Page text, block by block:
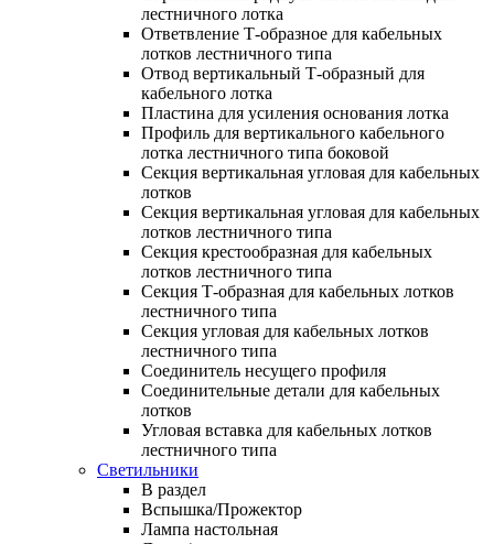
лестничного лотка
Ответвление Т-образное для кабельных
лотков лестничного типа
Отвод вертикальный Т-образный для
кабельного лотка
Пластина для усиления основания лотка
Профиль для вертикального кабельного
лотка лестничного типа боковой
Секция вертикальная угловая для кабельных
лотков
Секция вертикальная угловая для кабельных
лотков лестничного типа
Секция крестообразная для кабельных
лотков лестничного типа
Секция Т-образная для кабельных лотков
лестничного типа
Секция угловая для кабельных лотков
лестничного типа
Соединитель несущего профиля
Соединительные детали для кабельных
лотков
Угловая вставка для кабельных лотков
лестничного типа
Светильники
В раздел
Вспышка/Прожектор
Лампа настольная